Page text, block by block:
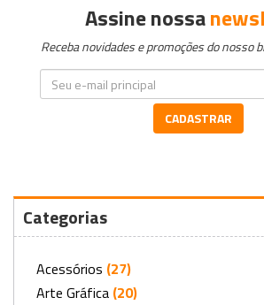
Assine nossa
Receba novidades e promoções do nosso
CADASTRAR
Categorias
Acessórios (27)
Arte Gráfica (20)